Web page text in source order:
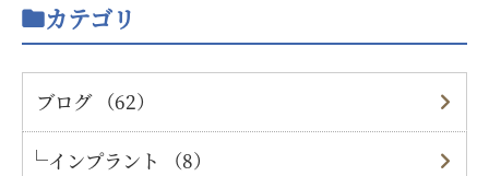
カテゴリ
ブログ （62）
インプラント （8）